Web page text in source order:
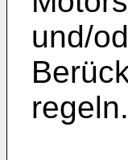
und/
regeln.